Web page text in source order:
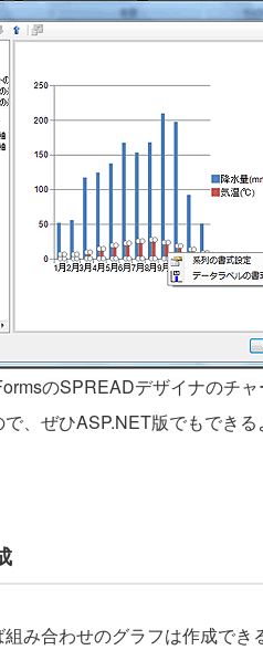
のSPREADデザイナのチ
で、ぜひASP.NET版でもでき
み合わせのグラフは作成でき